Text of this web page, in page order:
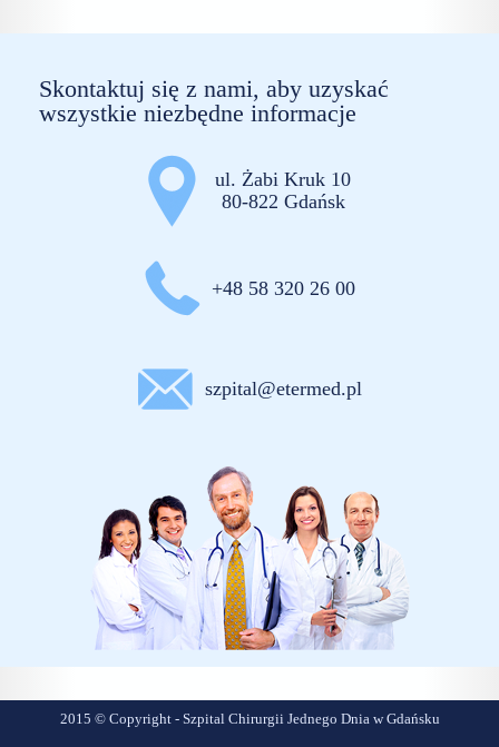
Skontaktuj się z nami, aby uzyskać
wszystkie niezbędne informacje
ul. Żabi Kruk 10
80-822 Gdańsk
+48 58 320 26 00
szpital@etermed.pl
2015 © Copyright - Szpital Chirurgii Jednego Dnia w Gdańsku